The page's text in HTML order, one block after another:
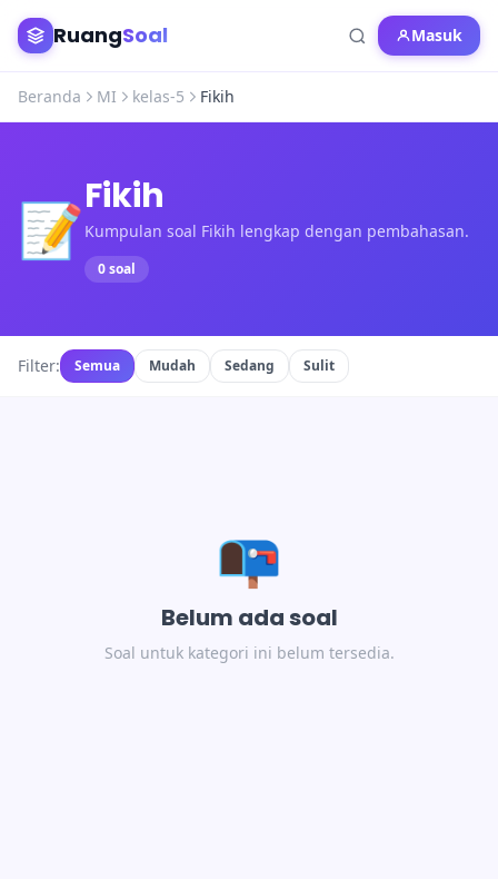
RuangSoal Masuk
Beranda MI kelas-5 Fikih
📝Fikih
Kumpulan soal Fikih lengkap dengan pembahasan.
0 soal
Filter: Semua Mudah Sedang Sulit
📭
Belum ada soal
Soal untuk kategori ini belum tersedia.